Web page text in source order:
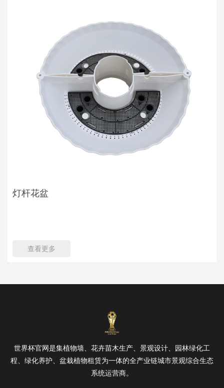
灯杆花盆
查看更多
世界杯官网是集植物墙、花卉苗木生产、景观设计、园林绿化工
程、绿化养护、盆栽植物租赁为一体的全产业链城市景观综合生态
系统运营商。